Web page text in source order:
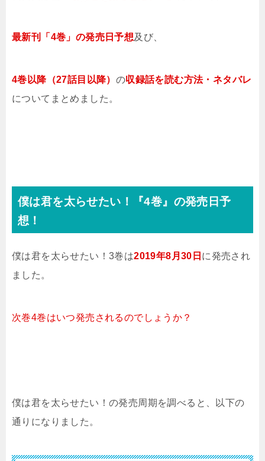
最新刊「4巻」の発売日予想及び、
4巻 以降（27話目以降） の収録話を読む方法・ネタバレ
についてまとめました。
僕は君を太らせたい！『4巻』の発売日予
想！
僕は君を太らせたい！3巻は2019年8月30日 に発売され
ました。
次巻4巻はいつ発売されるのでしょうか？
僕は君を太らせたい！の発売周期を調べると、以下の
通りになりました。